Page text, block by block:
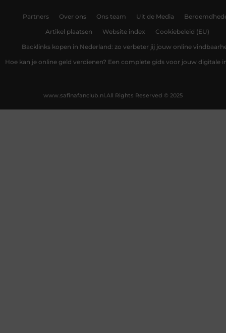
Partners Over ons Ons team Uit de Media
Artikel plaatsen Website index Cookiebeleid (EU)
Backlinks kopen in Nederland: zo verbeter jij jouw online
Hoe kan je online geld verdienen? Een complete gids voor jouw digitale
All Rights Reserved © 2025
www.safinafanclub.nl.